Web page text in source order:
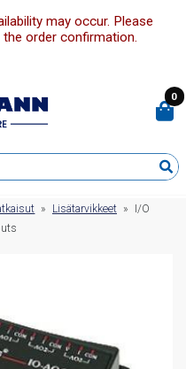
may occur. Please
order confirmation.
0
» Lisätarvikkeet »
I/O